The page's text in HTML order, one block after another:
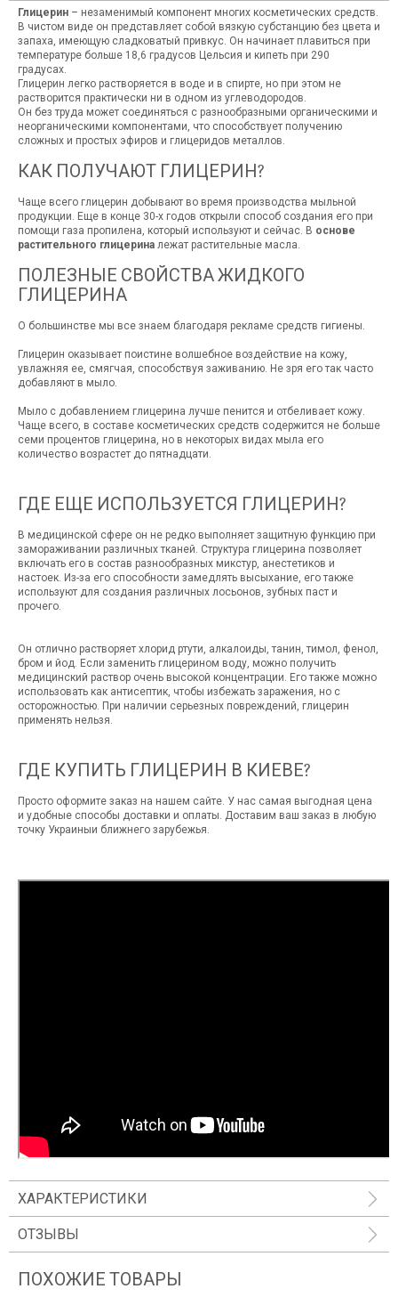
Глицерин – незаменимый компонент многих косметических средств.
В чистом виде он представляет собой вязкую субстанцию без цвета и
запаха, имеющую сладковатый привкус. Он начинает плавиться при
температуре больше 18,6 градусов Цельсия и кипеть при 290
градусах.
Глицерин легко растворяется в воде и в спирте, но при этом не
растворится практически ни в одном из углеводородов.
Он без труда может соединяться с разнообразными органическими и
неорганическими компонентами, что способствует получению
сложных и простых эфиров и глицеридов металлов.
КАК ПОЛУЧАЮТ ГЛИЦЕРИН?
Чаще всего глицерин добывают во время производства мыльной
продукции. Еще в конце 30-х годов открыли способ создания его при
помощи газа пропилена, который используют и сейчас. В основе
растительного глицерина лежат растительные масла.
ПОЛЕЗНЫЕ СВОЙСТВА ЖИДКОГО
ГЛИЦЕРИНА
О большинстве мы все знаем благодаря рекламе средств гигиены.
Глицерин оказывает поистине волшебное воздействие на кожу,
увлажняя ее, смягчая, способствуя заживанию. Не зря его так часто
добавляют в мыло.
Мыло с добавлением глицерина лучше пенится и отбеливает кожу.
Чаще всего, в составе косметических средств содержится не больше
семи процентов глицерина, но в некоторых видах мыла его
количество возрастет до пятнадцати.
ГДЕ ЕЩЕ ИСПОЛЬЗУЕТСЯ ГЛИЦЕРИН?
В медицинской сфере он не редко выполняет защитную функцию при
замораживании различных тканей. Структура глицерина позволяет
включать его в состав разнообразных микстур, анестетиков и
настоек. Из-за его способности замедлять высыхание, его также
используют для создания различных лосьонов, зубных паст и
прочего.
Он отлично растворяет хлорид ртути, алкалоиды, танин, тимол, фенол,
бром и йод. Если заменить глицерином воду, можно получить
медицинский раствор очень высокой концентрации. Его также можно
использовать как антисептик, чтобы избежать заражения, но с
осторожностью. При наличии серьезных повреждений, глицерин
применять нельзя.
ГДЕ КУПИТЬ ГЛИЦЕРИН В КИЕВЕ?
Просто оформите заказ на нашем сайте. У нас самая выгодная цена
и удобные способы доставки и оплаты. Доставим ваш заказ в любую
точку Украиныи ближнего зарубежья.
ХАРАКТЕРИСТИКИ
ОТЗЫВЫ
ПОХОЖИЕ ТОВАРЫ